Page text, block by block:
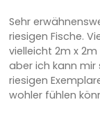
Sehr
riesigen Fische.
vielleicht 2m x
aber ich kann mir
riesigen
wohler fühlen